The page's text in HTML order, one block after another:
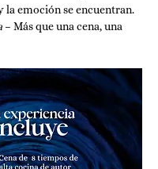
la emoción se encuentran.
– Más que una cena, una